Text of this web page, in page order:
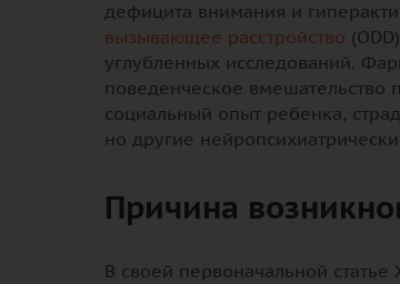
дефицита внимания и
вызывающее расстройство
углубленных исследований.
поведенческое вмешательство
социальный опыт ребенка,
но другие
Причина
В своей первоначальной